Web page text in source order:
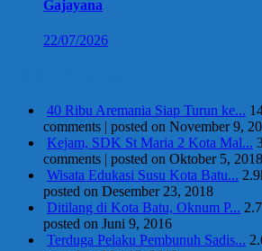
Gajayana
22/07/2026
40 Ribu Aremania Siap Turun ke...
comments | posted on November 9,
Kejam, SDK St Maria 2 Kota Mal...
comments | posted on Oktober 5, 2018
Wisata Edukasi Susu Kota Batu...
posted on Desember 23, 2018
Ditilang di Kota Batu, Oknum P...
posted on Juni 9, 2016
Terduga Pelaku Pembunuh Sadis...